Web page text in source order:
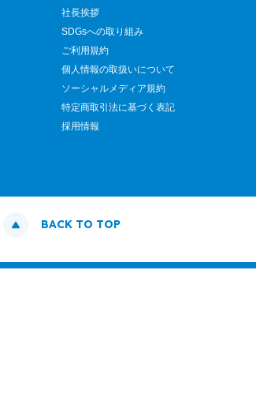
社長挨拶
SDGsへの取り組み
ご利用規約
個人情報の取扱いについて
ソーシャルメディア規約
特定商取引法に基づく表記
採用情報
BACK TO TOP